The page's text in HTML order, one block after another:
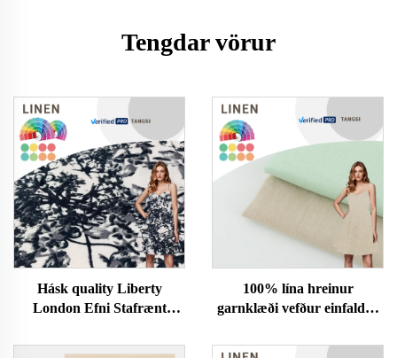
Tengdar vörur
Hásk quality Liberty
London Efni Stafrænt
Tana Lawn Efni fyrir Klæði
100% lína hreinur
garnklæði vefður einfaldur
fyrir dreng og stelpu skikkju